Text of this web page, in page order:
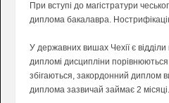
При вступі до магістратури
диплома бакалавра.
У державних вишах Чехії є
дипломі дисципліни
збігаються, закордонний диплом
диплома зазвичай займає 2 місяці.